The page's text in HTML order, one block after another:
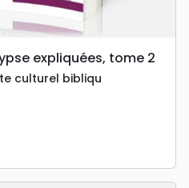
expliquées, tome 2
culturel bibliqu